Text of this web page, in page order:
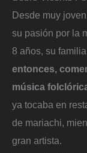
Desde muy
su pasión por la
8 años, su
entonces,
música
ya tocaba en
de mariachi,
gran artista.